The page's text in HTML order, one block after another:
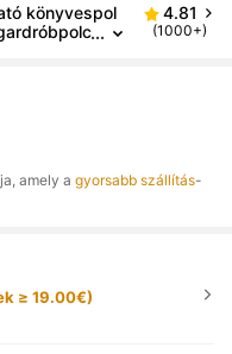
könyvespol
4.81
(1000+)
amely agyorsabb szállítás-
≥ 19.00€)